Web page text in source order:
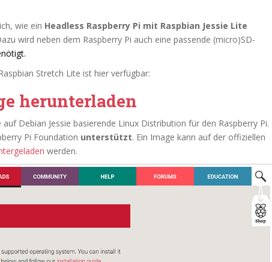
wie ein Headless Raspberry Pi mit Raspbian Jessie Lite
wird neben dem Raspberry Pi auch eine passende (micro)SD-
Stretch Lite ist hier verfügbar:
herunterladen
auf Debian Jessie basierende Linux Distribution für den Raspberry Pi.
Pi Foundation unterstützt. Ein Image kann auf der offiziellen
werden.